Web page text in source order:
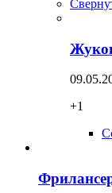
+1